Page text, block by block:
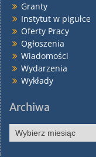
Granty
Instytut w pigułce
Oferty Pracy
Ogłoszenia
Wiadomości
Wydarzenia
Wykłady
Archiwa
Archiwa